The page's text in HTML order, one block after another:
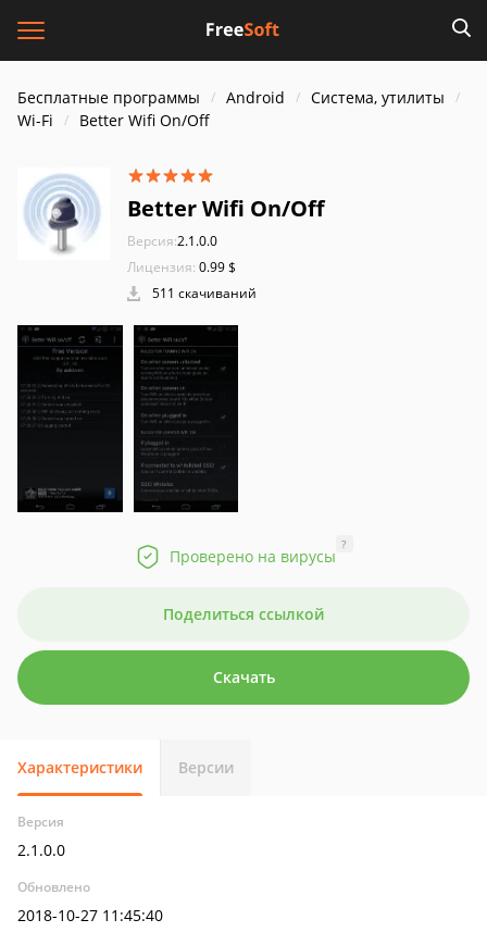
Бесплатные программы Android
Система, утилиты
Wi-Fi
Better Wifi On/Off
Better Wifi On/Off
Версия:2.1.0.0
Лицензия: 0.99 $
511 скачиваний
Проверено на вирусы
?
Поделиться ссылкой
Скачать
Характеристики Версии
Версия
2.1.0.0
Обновлено
2018-10-27 11:45:40